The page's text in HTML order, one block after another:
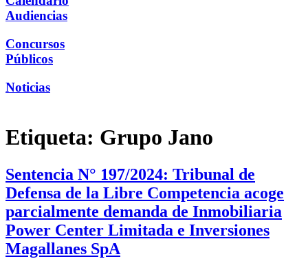
Audiencias
Concursos
Públicos
Noticias
Etiqueta: Grupo Jano
Sentencia N° 197/2024: Tribunal de
Defensa de la Libre Competencia acoge
parcialmente demanda de Inmobiliaria
Power Center Limitada e Inversiones
Magallanes SpA